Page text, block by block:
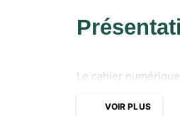
Le cahier
VOIR PLUS